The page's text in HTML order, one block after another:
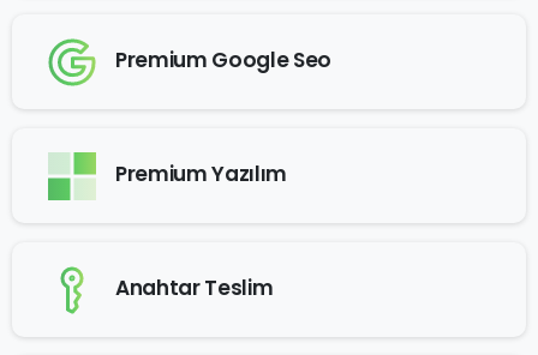
Premium Google Seo
Premium Yazılım
Anahtar Teslim